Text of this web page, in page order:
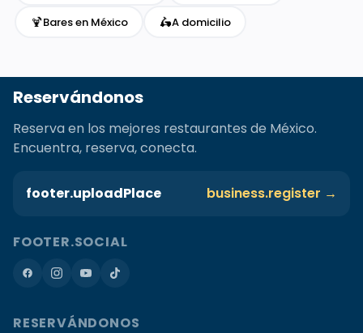
🍹Bares en México 🛵A domicilio
Reservándonos
Reserva en los mejores restaurantes de México.
Encuentra, reserva, conecta.
footer.uploadPlace business.register →
FOOTER.SOCIAL
RESERVÁNDONOS